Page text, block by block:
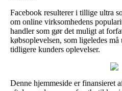
Facebook resulterer i tillige ultra
om online virksomhedens
handler som gør det muligt at
købsoplevelsen, som ligeledes
tidligere kunders oplevelser.
Denne hjemmeside er finansieret